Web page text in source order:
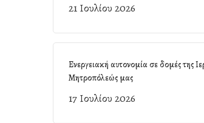
21 Ιουλίου 2026
Ενεργειακή αυτονομία σε δομές της
Μητροπόλεώς μας
17 Ιουλίου 2026